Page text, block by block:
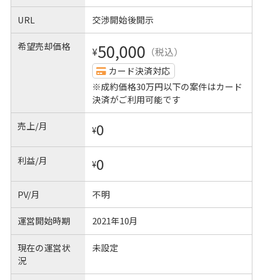
URL 交渉開始後開示
希望売却価格 ¥50,000 （税込）
カード決済対応
※成約価格30万円以下の案件はカード
決済がご利用可能です
売上/月 ¥0
利益/月 ¥0
PV/月 不明
運営開始時期 2021年10月
現在の運営状
況
未設定